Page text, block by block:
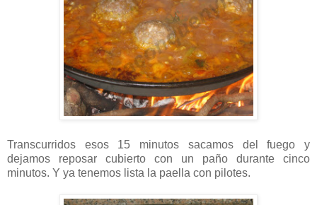
Transcurridos esos 15 minutos sacamos del fuego y
dejamos reposar cubierto con un paño durante cinco
minutos. Y ya tenemos lista la paella con pilotes.